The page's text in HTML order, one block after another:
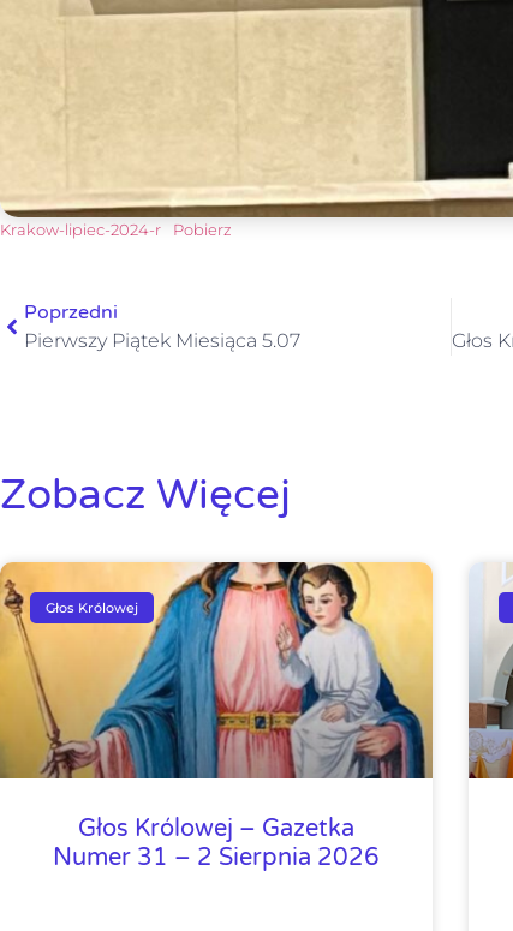
Krakow-lipiec-2024-r Pobierz
Poprzedni
Pierwszy Piątek Miesiąca 5.07
Zobacz Więcej
Głos Królowej
Głos Królowej – Gazetka
Numer 31 – 2 Sierpnia 2026